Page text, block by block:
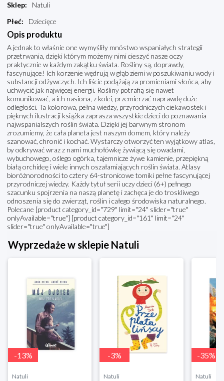
Sklep:
Natuli
Płeć: Dziecięce
Opis produktu
A jednak to właśnie one wymyśliły mnóstwo wspaniałych strategii
przetrwania, dzięki którym możemy nimi cieszyć nasze oczy
praktycznie w każdym zakątku świata. Rośliny są, doprawdy,
fascynujące! Ich korzenie wędrują w głąb ziemi w poszukiwaniu wody i
substancji odżywczych. Ich liście podążają za promieniami słońca, aby
uchwycić jak najwięcej energii. Rośliny potrafią się nawet
komunikować, a ich nasiona, z kolei, przemierzać naprawdę duże
odległości. Ta kolorowa, pełna wiedzy, przyrodniczych ciekawostek i
pięknych ilustracji książka zaprasza wszystkie dzieci do poznawania
najwspanialszych roślin świata. Dzięki jej barwnym stronom
zrozumiemy, że cała planeta jest naszym domem, który należy
szanować, chronić i kochać. Wystarczy otworzyć ten wyjątkowy atlas,
by odkrywać wraz z nami muchołówkę żywiącą się owadami,
wybuchowego, oślego ogórka, tajemnicze żywe kamienie, przepiękną
białą orchideę i wiele innych oszałamiających roślin świata. Atlasy
bioróżnorodności to cztery 64-stronicowe tomiki pełne fascynującej
przyrodniczej wiedzy. Każdy tytuł serii uczy dzieci (6+) pełnego
szacunku spojrzenia na naszą planetę i zachęca je do troskliwego
odnoszenia się do zwierząt, roślin i całego środowiska naturalnego.
Polecane [product category_id="729" limit="24" slider="true"
onlyAvailable="true"] [product category_id="161" limit="24"
slider="true" onlyAvailable="true"]
Wyprzedaże w sklepie Natuli
-13%
Natuli
-3%
Natuli
-35%
Natuli